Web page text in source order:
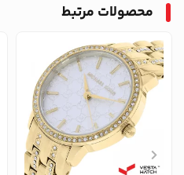
محصولات مرتبط